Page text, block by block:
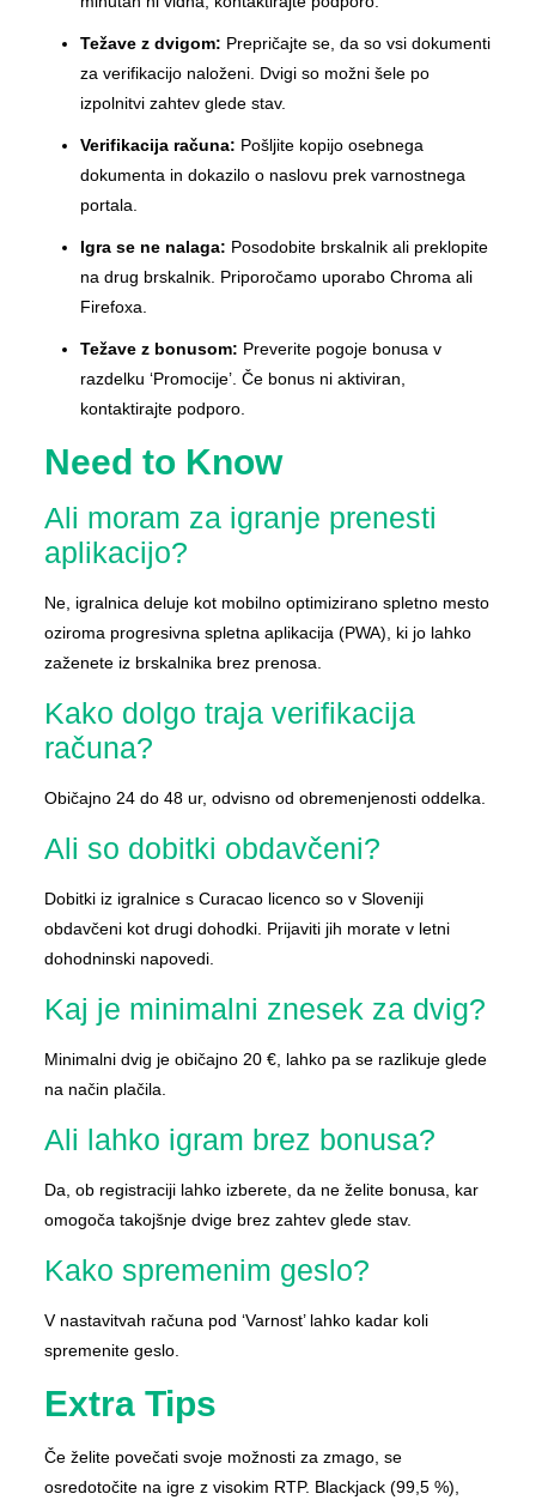
Težave z dvigom: Prepričajte se, da so vsi dokumenti
za verifikacijo naloženi. Dvigi so možni šele po
izpolnitvi zahtev glede stav.
Verifikacija računa: Pošljite kopijo osebnega
dokumenta in dokazilo o naslovu prek varnostnega
portala.
Igra se ne nalaga: Posodobite brskalnik ali preklopite
na drug brskalnik. Priporočamo uporabo Chroma ali
Firefoxa.
Težave z bonusom: Preverite pogoje bonusa v
razdelku ‘Promocije’. Če bonus ni aktiviran,
kontaktirajte podporo.
Need to Know
Ali moram za igranje prenesti
aplikacijo?
Ne, igralnica deluje kot mobilno optimizirano spletno mesto
oziroma progresivna spletna aplikacija (PWA), ki jo lahko
zaženete iz brskalnika brez prenosa.
Kako dolgo traja verifikacija
računa?
Običajno 24 do 48 ur, odvisno od obremenjenosti oddelka.
Ali so dobitki obdavčeni?
Dobitki iz igralnice s Curacao licenco so v Sloveniji
obdavčeni kot drugi dohodki. Prijaviti jih morate v letni
dohodninski napovedi.
Kaj je minimalni znesek za dvig?
Minimalni dvig je običajno 20 €, lahko pa se razlikuje glede
na način plačila.
Ali lahko igram brez bonusa?
Da, ob registraciji lahko izberete, da ne želite bonusa, kar
omogoča takojšnje dvige brez zahtev glede stav.
Kako spremenim geslo?
V nastavitvah računa pod ‘Varnost’ lahko kadar koli
spremenite geslo.
Extra Tips
Če želite povečati svoje možnosti za zmago, se
osredotočite na igre z visokim RTP. Blackjack (99,5 %),